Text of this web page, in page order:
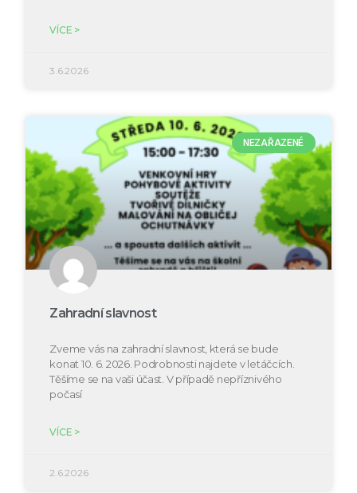
VÍCE >
3.6.2026
NEZAŘAZENÉ
Zahradní slavnost
Zveme vás na zahradní slavnost, která se bude
konat 10. 6. 2026. Podrobnosti najdete v letáčcích.
Těšíme se na vaši účast. V případě nepříznivého
počasí
VÍCE >
2.6.2026